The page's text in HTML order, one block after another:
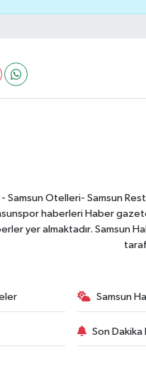
Samsun Otelleri- Samsun
haberleri Haber
yer almaktadır. Samsun
Samsun
Son